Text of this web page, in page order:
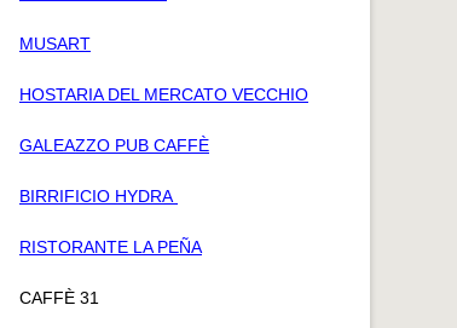
MUSART
HOSTARIA DEL MERCATO VECCHIO
GALEAZZO PUB CAFFÈ
BIRRIFICIO HYDRA
RISTORANTE LA PEÑA
CAFFÈ 31